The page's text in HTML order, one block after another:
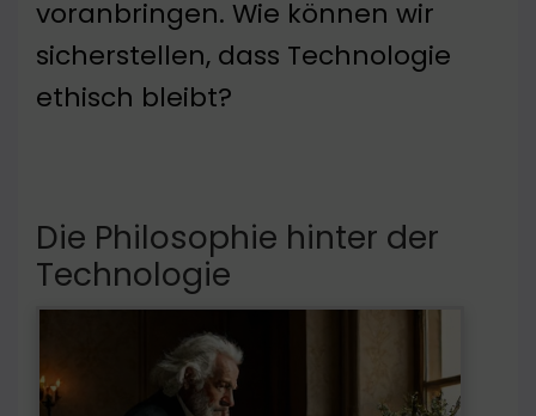
voranbringen. Wie können wir
sicherstellen, dass Technologie
ethisch bleibt?
Die Philosophie hinter der
Technologie